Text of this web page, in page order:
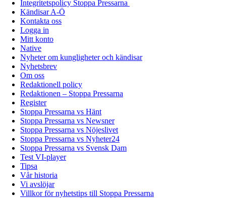
Integritetspolicy Stoppa Pressarna
Kändisar A-Ö
Kontakta oss
Logga in
Mitt konto
Native
Nyheter om kungligheter och kändisar
Nyhetsbrev
Om oss
Redaktionell policy
Redaktionen – Stoppa Pressarna
Register
Stoppa Pressarna vs Hänt
Stoppa Pressarna vs Newsner
Stoppa Pressarna vs Nöjeslivet
Stoppa Pressarna vs Nyheter24
Stoppa Pressarna vs Svensk Dam
Test VI-player
Tipsa
Vår historia
Vi avslöjar
Villkor för nyhetstips till Stoppa Pressarna